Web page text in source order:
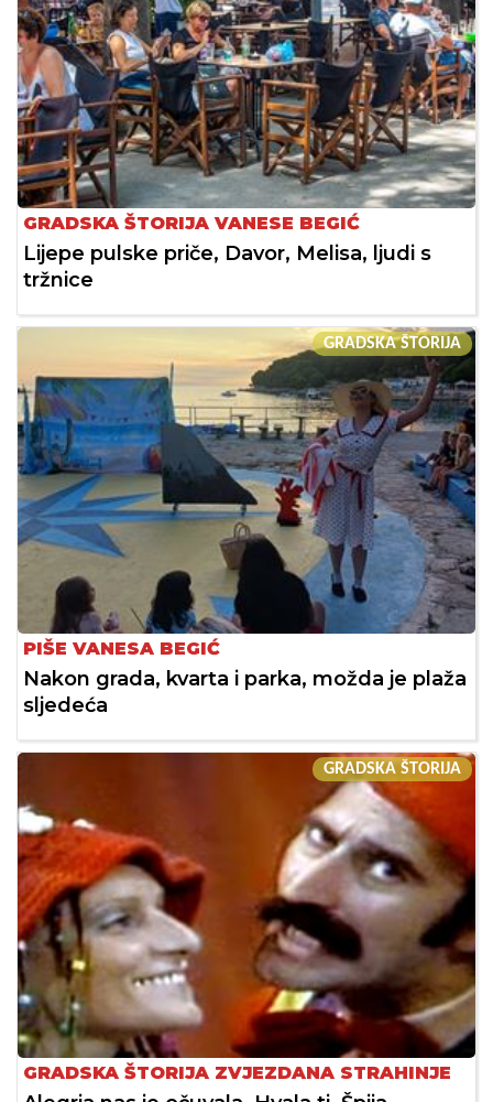
GRADSKA ŠTORIJA VANESE BEGIĆ
Lijepe pulske priče, Davor, Melisa, ljudi s
tržnice
GRADSKA ŠTORIJA
PIŠE VANESA BEGIĆ
Nakon grada, kvarta i parka, možda je plaža
sljedeća
GRADSKA ŠTORIJA
GRADSKA ŠTORIJA ZVJEZDANA STRAHINJE